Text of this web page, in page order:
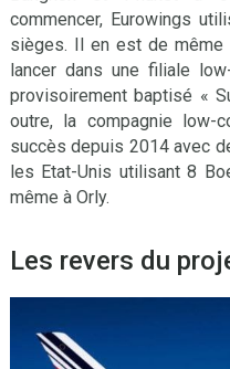
commencer, Eurowings
sièges. Il en est de même
lancer dans une filiale
provisoirement baptisé «
outre, la compagnie low-
succès depuis 2014 avec
les Etat-Unis utilisant 8
même à Orly.
Les revers du